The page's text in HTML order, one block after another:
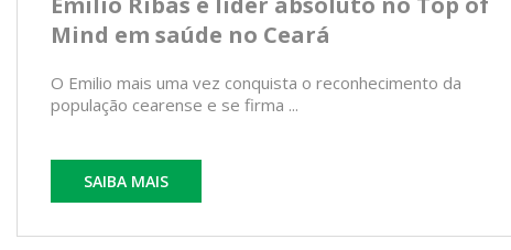
Mind em saúde no Ceará
O Emilio mais uma vez conquista o reconhecimento da
população cearense e se firma ...
SAIBA MAIS